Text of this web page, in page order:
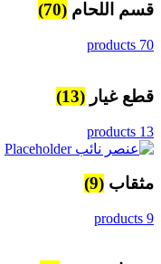
قسم اللحام (70)
70 products
قطع غيار (13)
13 products
مثقاب (9)
9 products